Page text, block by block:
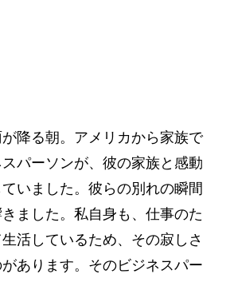
降る朝。アメリカから家族で
パーソンが、彼の家族と感動
いました。彼らの別れの瞬間
ました。私自身も、仕事のた
活しているため、その寂しさ
あります。そのビジネスパー